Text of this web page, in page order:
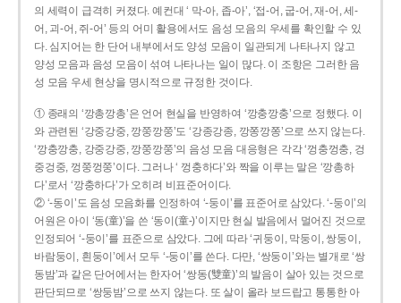
의 세력이 급격히 커졌다. 예컨대 ‘ 막-아, 좁-아’, ‘접-어, 굽-어, 재-어, 세-
어, 괴-어, 쥐-어’ 등의 어미 활용에서도 음성 모음의 우세를 확인할 수 있
다. 심지어는 한 단어 내부에서도 양성 모음이 일관되게 나타나지 않고
양성 모음과 음성 모음이 섞여 나타나는 일이 많다. 이 조항은 그러한 음
성 모음 우세 현상을 명시적으로 규정한 것이다.
① 종래의 ‘깡총깡총’은 언어 현실을 반영하여 ‘깡충깡충’으로 정했다. 이
와 관련된 ‘강중강중, 깡쭝깡쭝’도 ‘강종강종, 깡쫑깡쫑’으로 쓰지 않는다.
‘깡충깡충, 강중강중, 깡쭝깡쭝’의 음성 모음 대응형은 각각 ‘껑충껑충, 겅
중겅중, 껑쭝껑쭝’이다. 그러나 ‘ 껑충하다’와 짝을 이루는 말은 ‘깡총하
다’로서 ‘깡충하다’가 오히려 비표준어이다.
② ‘-동이’도 음성 모음화를 인정하여 ‘-둥이’를 표준어로 삼았다. ‘-둥이’의
어원은 아이 ‘동(童)’을 쓴 ‘동이(童-)’이지만 현실 발음에서 멀어진 것으로
인정되어 ‘-둥이’를 표준으로 삼았다. 그에 따라 ‘귀둥이, 막둥이, 쌍둥이,
바람둥이, 흰둥이’에서 모두 ‘-둥이’를 쓴다. 다만, ‘쌍둥이’와는 별개로 ‘쌍
동밤’과 같은 단어에서는 한자어 ‘쌍동(雙童)’의 발음이 살아 있는 것으로
판단되므로 ‘쌍둥밤’으로 쓰지 않는다. 또 살이 올라 보드랍고 통통한 아